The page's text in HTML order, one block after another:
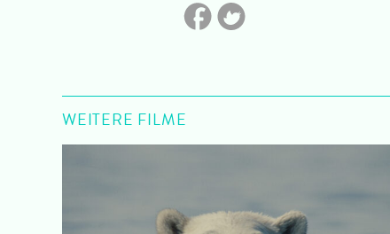
WEITERE FILME